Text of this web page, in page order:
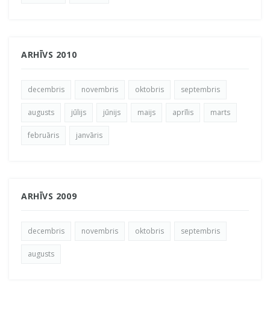
ARHĪVS 2010
decembris novembris oktobris septembris
augusts jūlijs jūnijs maijs aprīlis marts
februāris janvāris
ARHĪVS 2009
decembris novembris oktobris septembris
augusts